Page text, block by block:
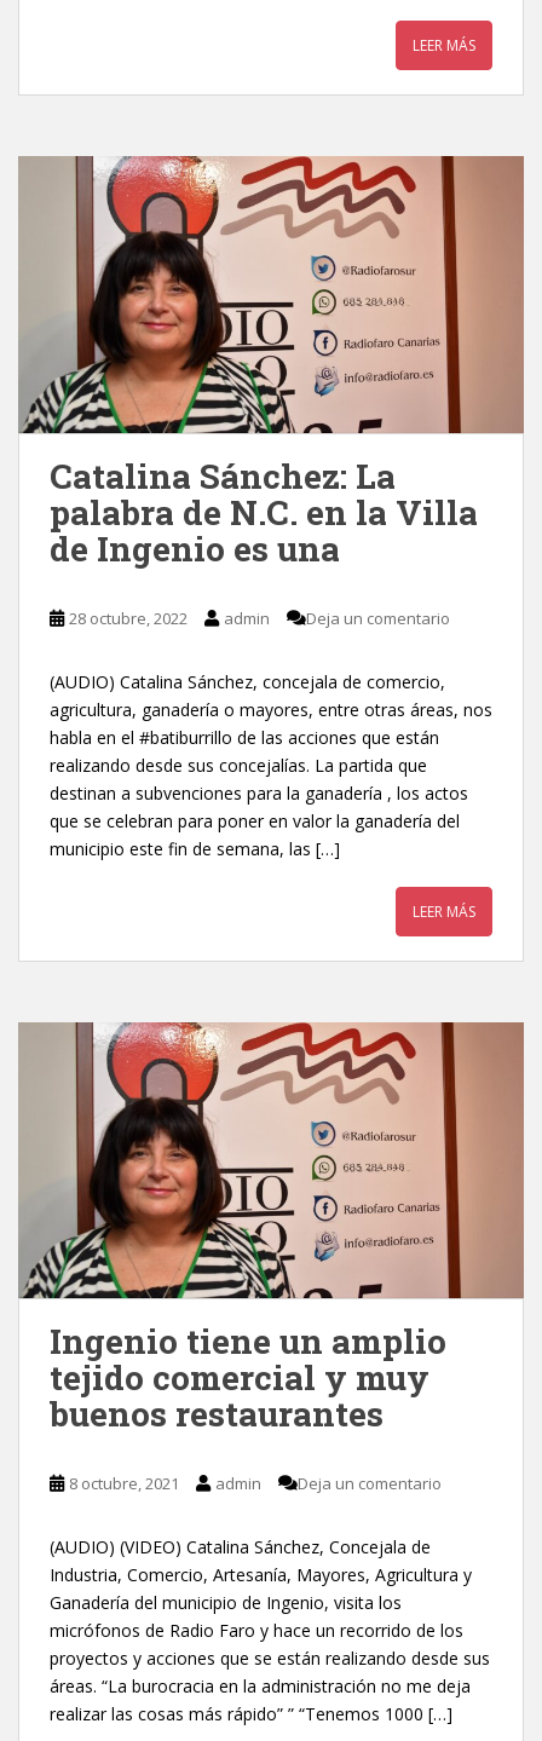
LEER MÁS
Catalina Sánchez: La
palabra de N.C. en la Villa
de Ingenio es una
28 octubre, 2022 admin Deja un comentario
(AUDIO) Catalina Sánchez, concejala de comercio,
agricultura, ganadería o mayores, entre otras áreas, nos
habla en el #batiburrillo de las acciones que están
realizando desde sus concejalías. La partida que
destinan a subvenciones para la ganadería , los actos
que se celebran para poner en valor la ganadería del
municipio este fin de semana, las […]
LEER MÁS
Ingenio tiene un amplio
tejido comercial y muy
buenos restaurantes
8 octubre, 2021 admin Deja un comentario
(AUDIO) (VIDEO) Catalina Sánchez, Concejala de
Industria, Comercio, Artesanía, Mayores, Agricultura y
Ganadería del municipio de Ingenio, visita los
micrófonos de Radio Faro y hace un recorrido de los
proyectos y acciones que se están realizando desde sus
áreas. “La burocracia en la administración no me deja
realizar las cosas más rápido” ” “Tenemos 1000 […]